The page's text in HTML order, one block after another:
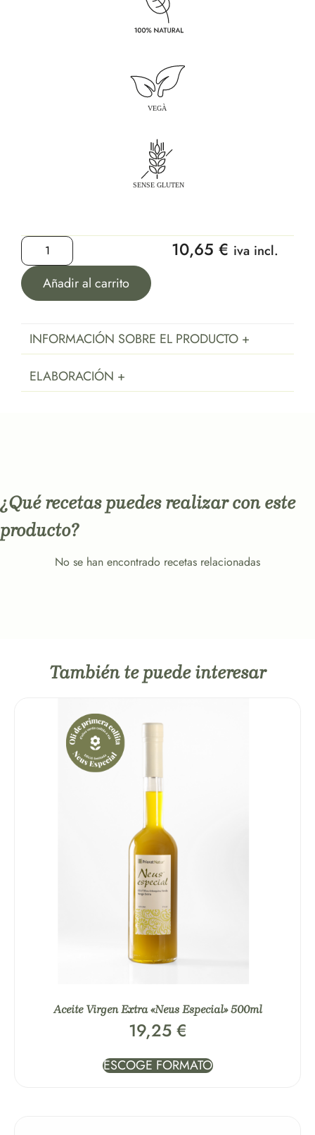
Añadir al carrito
10,65 € iva incl.
INFORMACIÓN SOBRE EL PRODUCTO +
ELABORACIÓN +
¿Qué recetas puedes realizar con este
producto?
No se han encontrado recetas relacionadas
También te puede interesar
Aceite Virgen Extra «Neus Especial» 500ml
19,25 €
ESCOGE FORMATO